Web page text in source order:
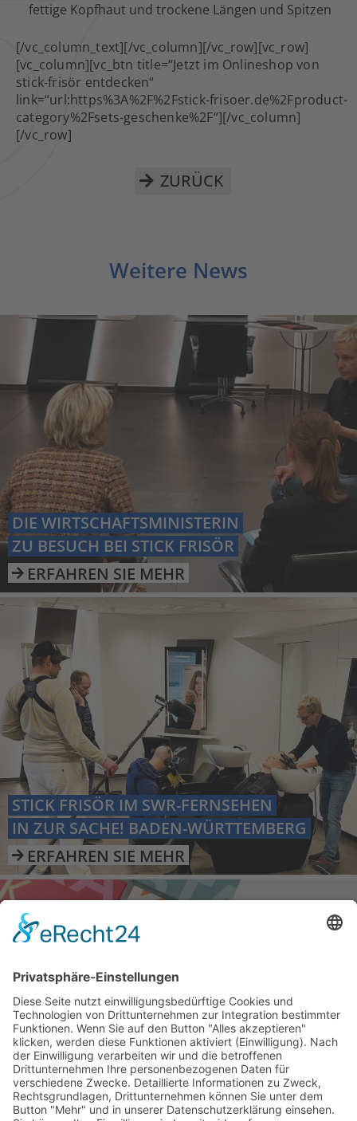
fettige Kopfhaut und trockene Längen und Spitzen
[/vc_column_text][/vc_column][/vc_row][vc_row]
[vc_column][vc_btn title=“Jetzt im Onlineshop von
stick-frisör entdecken“
link=“url:https%3A%2F%2Fstick-frisoer.de%2Fproduct-
category%2Fsets-geschenke%2F“][/vc_column]
[/vc_row]
ZURÜCK
Weitere News
DIE WIRTSCHAFTSMINISTERIN
ZU BESUCH BEI STICK FRISÖR
 ERFAHREN SIE MEHR
STICK FRISÖR IM SWR-FERNSEHEN
IN ZUR SACHE! BADEN-WÜRTTEMBERG
 ERFAHREN SIE MEHR
KÉRASTASE GESCHENKSETS 2023
